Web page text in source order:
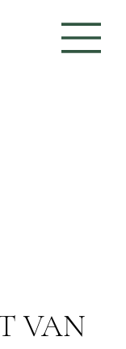
VAN